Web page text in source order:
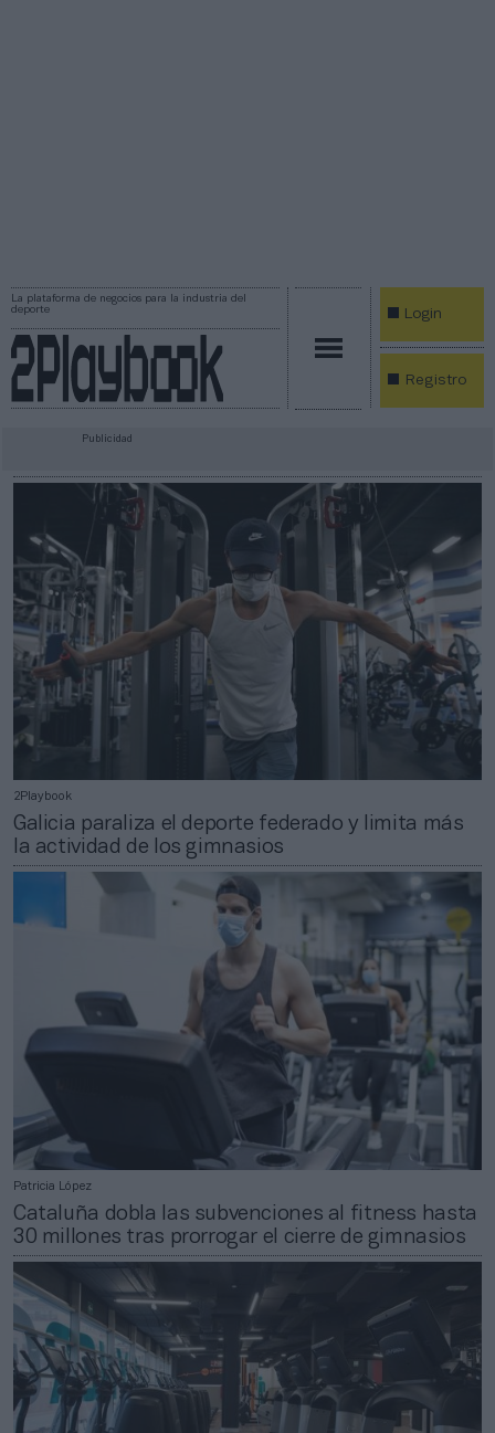
La plataforma de negocios para la industria del
deporte
Login
Registro
Publicidad
2Playbook
Galicia paraliza el deporte federado y limita más
la actividad de los gimnasios
Patricia López
Cataluña dobla las subvenciones al fitness hasta
30 millones tras prorrogar el cierre de gimnasios